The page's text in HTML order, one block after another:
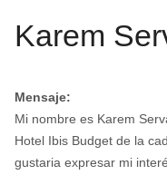
Karem
Mensaje:
Mi nombre es Karem
Hotel Ibis Budget de la
gustaria expresar mi